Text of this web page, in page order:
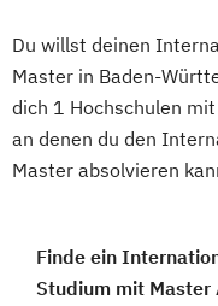
Du willst deinen
Master in Baden-
dich 1 Hochschulen
an denen du den
Master absolvieren
Finde ein
Studium mit Master